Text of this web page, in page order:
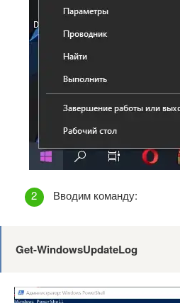
Вводим команду:
Get-WindowsUpdateLog